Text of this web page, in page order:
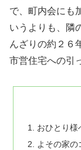
で、町内会にも
いうよりも、隣
んざりの約２６
市営住宅への引
おひとり様
よその家